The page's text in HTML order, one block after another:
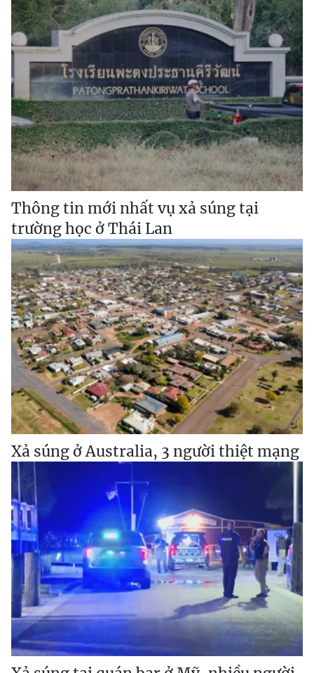
Thông tin mới nhất vụ xả súng tại
trường học ở Thái Lan
Xả súng ở Australia, 3 người thiệt mạng